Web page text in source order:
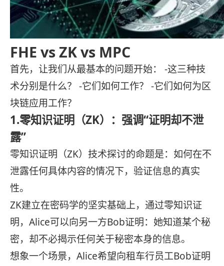
FHE vs ZK vs MPC
首先，让我们从最基本的问题开始： -这三种技
术分别是什么？ -它们如何工作？ -它们如何为区
块链应用工作？
1.零知识证明（ZK）：强调“证明却不泄
露”
零知识证明（ZK）技术探讨的命题是：如何在不
泄露任何具体内容的情况下，验证信息的真实
性。
ZK建立在密码学的坚实基础上，通过零知识证
明，Alice可以向另一方Bob证明：她知道某个秘
密，却不必揭示任何关于秘密本身的信息。
想象一个场景，Alice希望向租车行员工Bob证明